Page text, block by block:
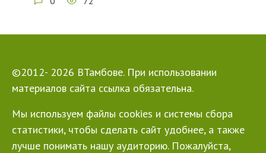
©2012- 2026 ВТамбове. При использовании
материалов сайта ссылка обязательна.
Мы используем файлы cookies и системы сбора
статистики, чтобы сделать сайт удобнее, а также
лучше понимать нашу аудиторию. Пожалуйста,